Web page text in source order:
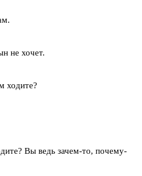
не хочет.
ходите?
Вы ведь зачем-то, почему-